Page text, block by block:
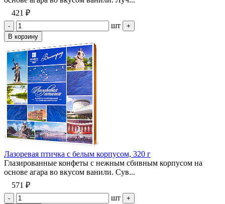
421 ₽
- шт
+
В корзину
Лазоревая птичка с белым корпусом, 320 г
Глазированные конфеты с нежным сбивным корпусом на
основе агара во вкусом ванили. Сув...
571 ₽
- шт
+